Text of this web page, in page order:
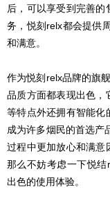
后，可以享受到完善
务，悦刻relx都会提供
和满意。
作为悦刻relx品牌的旗
品质方面都表现出色，
等特点外还拥有智能化
成为许多烟民的首选产
过程中更加放心和满意
那么不妨考虑一下悦
出色的使用体验。